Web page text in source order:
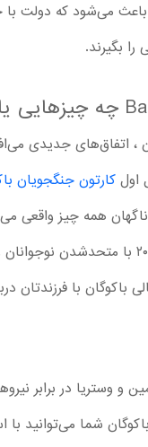
باعث می‌شود که
بگیرند.
اتفاق‌های جدیدی
کارتون جنگجویان
همه چیز واقعی
حالا قسمت ۱ فصل اول سریال
باکوگان با فرزندتان
و وستریا در
شما می‌توانید با